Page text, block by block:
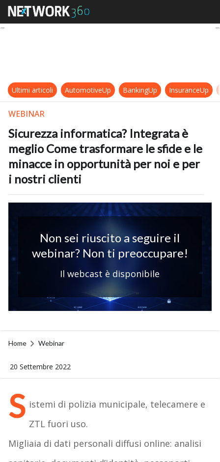
Sicurezza informatica? Integrata
Ultimi articoli AutomotiveUp BankingUp InsuranceUp
WEBINAR
Sicurezza informatica? Integrata è
meglio Come trasformare le sfide e le
minacce in opportunità per noi e per
i nostri clienti
Non sei riuscito a seguire il
webinar? Non ti preoccupare!
Il webcast è disponibile
Home Webinar
20 Settembre 2022
S istemi di polizia municipale, telecamere e
ZTL fuori uso.
Migliaia di dati personali diffusi online: analisi